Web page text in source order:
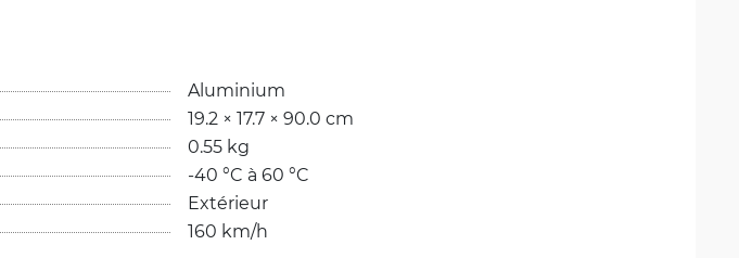
Aluminium
19.2 × 17.7 × 90.0 cm
0.55 kg
-40 °C à 60 °C
Extérieur
160 km/h